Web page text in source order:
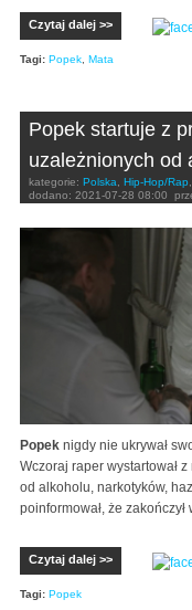
Czytaj dalej >>
Tagi: Popek Mata
Popek startuje z
uzależnionych od
kategorie: Polska Hip-Hop/Rap
dodano: 2021-07-28 08:00
Popek nigdy nie ukrywał
Wczoraj raper wystartował
od alkoholu, narkotyków,
poinformował, że
Czytaj dalej >>
Tagi: Popek